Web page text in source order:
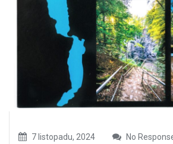
7 listopadu, 2024 No